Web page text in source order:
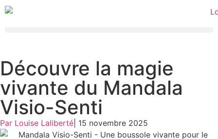
Découvre la magie
vivante du Mandala
Visio-Senti
Par Louise Laliberté 15 novembre 2025